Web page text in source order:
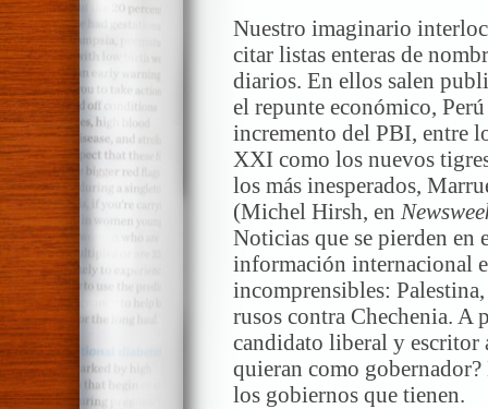
Nuestro imaginario
citar listas enteras de
diarios. En ellos salen
el repunte económico,
incremento del PBI, entre
XXI como los nuevos
los más inesperados,
(Michel Hirsh, en
Noticias que se pierden en
información internacional
incomprensibles:
rusos contra Chechenia. A
candidato liberal y escritor
quieran como gobernador?
los gobiernos que tienen.